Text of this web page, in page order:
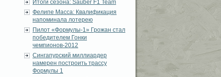
Итоги сезона: Sauber F1 Team
Фелипе Масса: Квалификация
напоминала лотерею
Пилот «Формулы-1» Грожан стал
победителем Гонки
чемпионов-2012
Сингапурский миллиардер
намерен построить трассу
Формулы 1